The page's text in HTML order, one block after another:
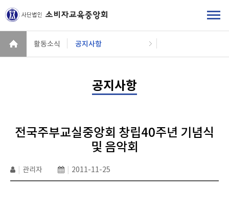
활동소식 공지사항
공지사항
전국주부교실중앙회 창립40주년 기념식
및 음악회
관리자 2011-11-25